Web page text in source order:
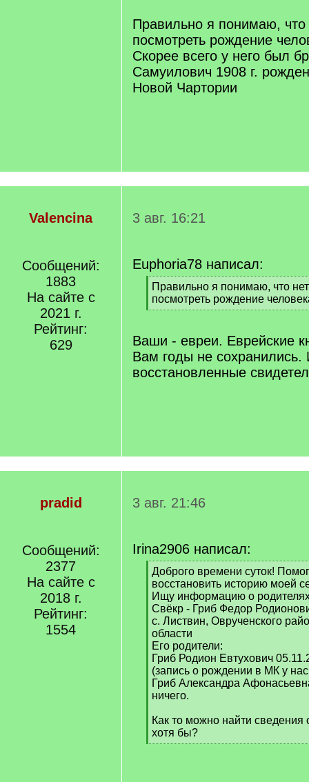
Правильно я понимаю, что
посмотреть рождение
Скорее всего у него был
Самуилович 1908 г.
Новой Чартории
Valencina
Сообщений:
1883
На сайте с
2021 г.
Рейтинг:
629
3 авг. 16:21
Euphoria78 написал:
[
q
]
Правильно я понимаю, что
посмотреть рождение
[
q
]
Ваши - евреи. Еврейские
Вам годы не сохранились.
восстановленные
pradid
Сообщений:
2377
На сайте с
2018 г.
Рейтинг:
1554
3 авг. 21:46
Irina2906 написал:
[
q
]
Доброго времени суток!
восстановить историю моей
Ищу информацию о
Свёкр - Гриб Федор
с. Листвин, Оврученского
области
Его родители:
Гриб Родион Евтухович
(запись о рождении в МК у нас
Гриб Александра
ничего.
Как то можно найти сведения
хотя бы?
[